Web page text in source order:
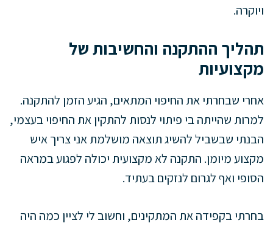
ויוקרה.
תהליך ההתקנה והחשיבות של
מקצועיות
אחרי שבחרתי את החיפוי המתאים, הגיע הזמן להתקנה.
למרות שהייתה בי פיתוי לנסות להתקין את החיפוי בעצמי,
הבנתי שבשביל להשיג תוצאה מושלמת אני צריך איש
מקצוע מיומן. התקנה לא מקצועית יכולה לפגוע במראה
הסופי ואף לגרום לנזקים בעתיד.
בחרתי בקפידה את המתקינים, וחשוב לי לציין כמה היה